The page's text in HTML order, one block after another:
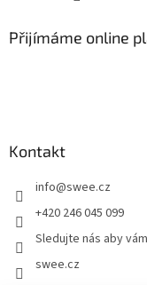
Přijímáme online
Kontakt
info@swee.cz
+420 246 045 099
Sledujte nás aby
swee.cz